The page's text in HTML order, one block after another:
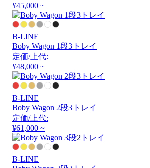
¥45,000 ~
B-LINE
Boby Wagon 1段3トレイ
定価/上代:
¥48,000 ~
B-LINE
Boby Wagon 2段3トレイ
定価/上代:
¥61,000 ~
B-LINE